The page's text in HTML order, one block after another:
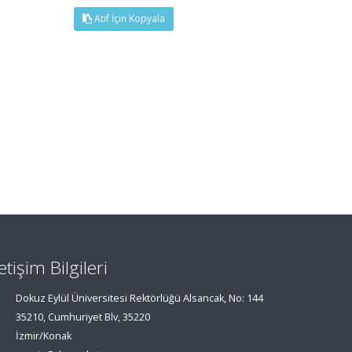
Atıf İçin Kopyala
Bilgileri
Dokuz Eylül Üniversitesi Rektörlüğü Alsancak, No: 144
35210, Cumhuriyet Blv, 35220
İzmir/Konak